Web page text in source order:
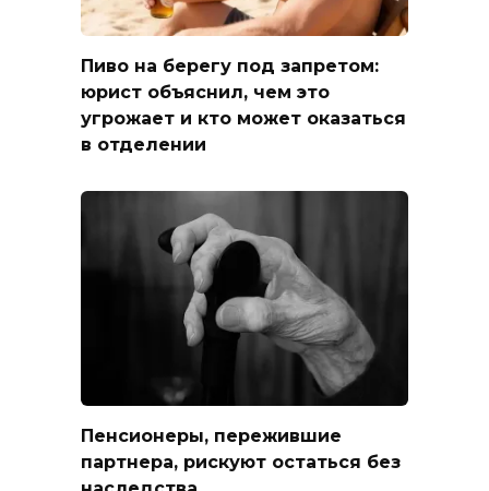
Пиво на берегу под запретом:
юрист объяснил, чем это
угрожает и кто может оказаться
в отделении
Пенсионеры, пережившие
партнера, рискуют остаться без